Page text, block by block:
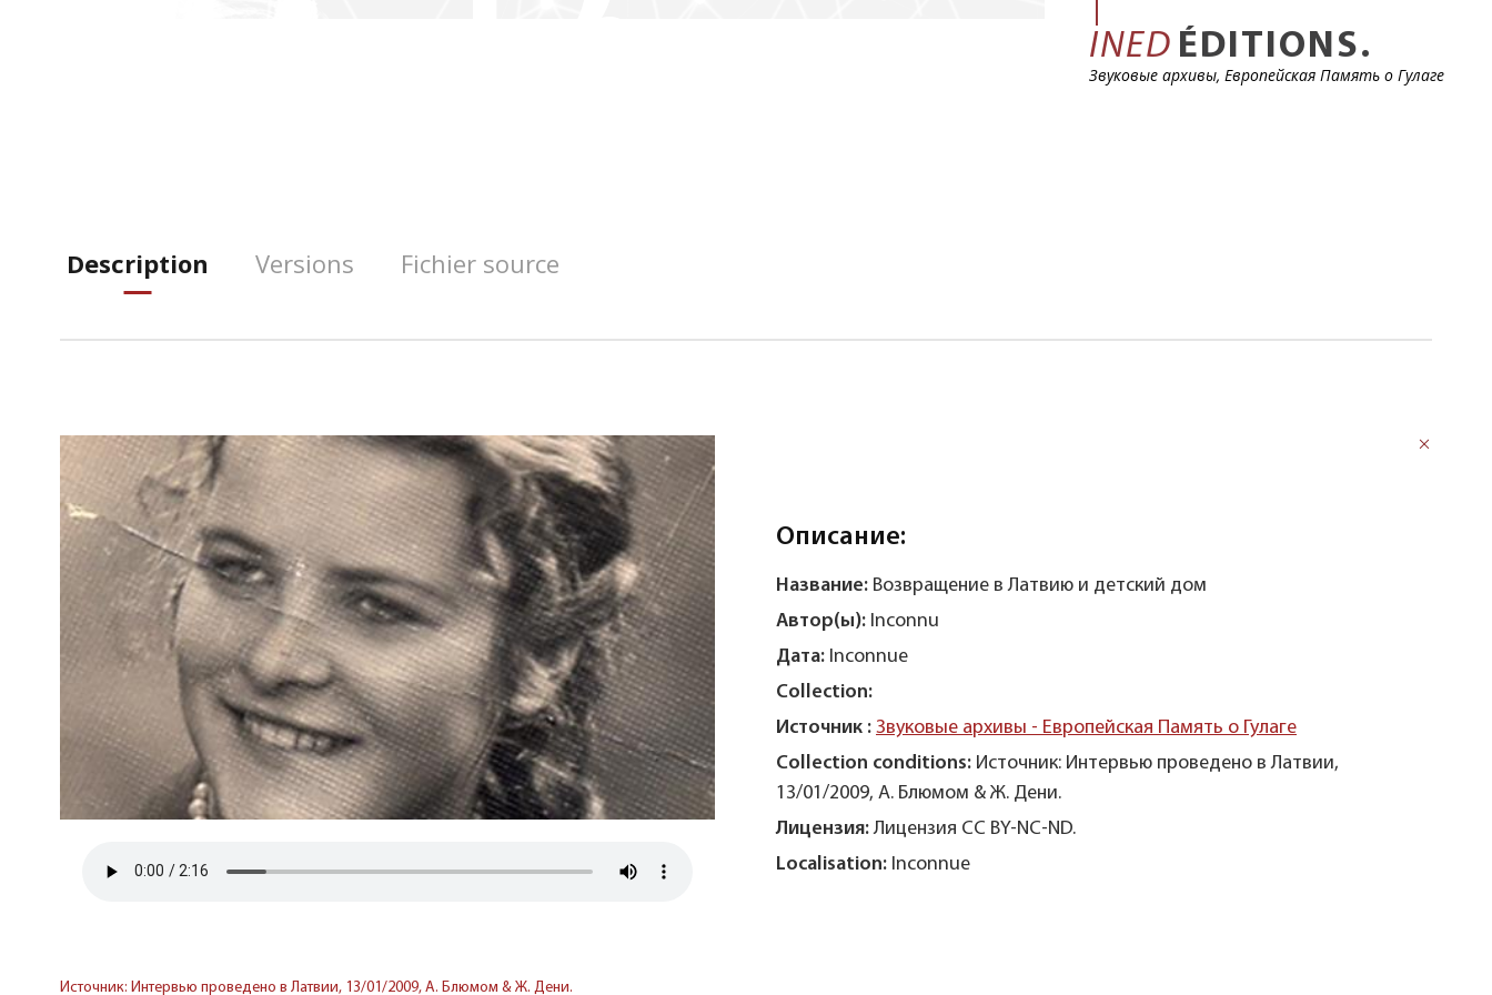
INED ÉDITIONS.
Звуковые архивы, Европейская Память о Гулаге
Description Versions Fichier source
Источник: Интервью проведено в Латвии, 13/01/2009, А. Блюмом & Ж. Дени.
Описание:
Название: Возвращение в Латвию и детский дом
Автор(ы): Inconnu
Дата: Inconnue
Collection:
Источник : Звуковые архивы - Европейская Память о Гулаге
Collection conditions: Источник: Интервью проведено в Латвии,
13/01/2009, А. Блюмом & Ж. Дени.
Лицензия: Лицензия CC BY-NC-ND.
Localisation: Inconnue